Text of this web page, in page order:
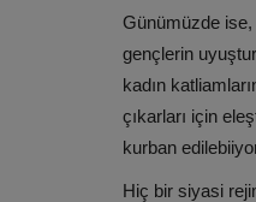
Günümüzde ise,
gençlerin
kadın
çıkarları için
kurban
Hiç bir siyasi